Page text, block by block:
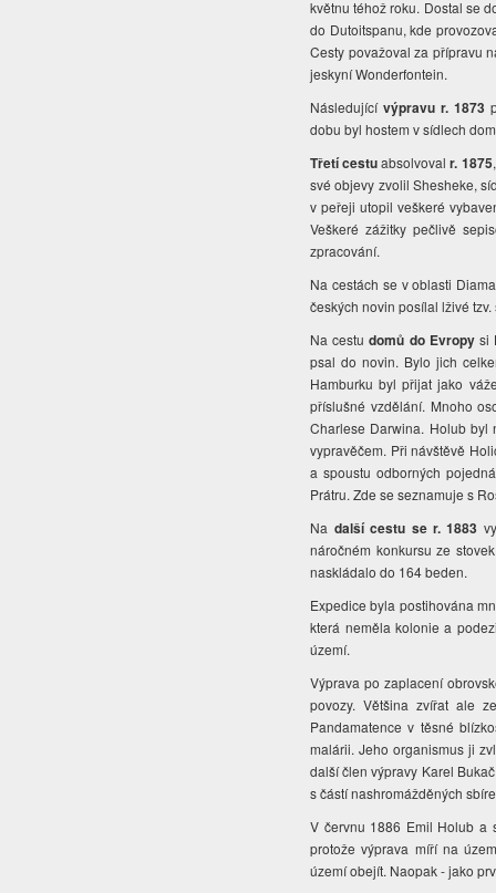
květnu téhož roku. Dostal se
do Dutoitspanu, kde
Cesty považoval za přípravu
jeskyní Wonderfontein.
Následující výpravu r. 1873
dobu byl hostem v sídlech
Třetí cestuabsolvovalr. 1875
své objevy zvolil Shesheke,
v peřeji utopil veškeré
Veškeré zážitky pečlivě
zpracování.
Na cestách se v oblasti
českých novin posílal lživé
Na cestudomů do Evropysi
psal do novin. Bylo jich
Hamburku byl přijat jako
příslušné vzdělání. Mnoho
Charlese Darwina. Holub byl
vypravěčem. Při návštěvě
a spoustu odborných
Prátru. Zde se seznamuje s
Na další cestu se r. 1883
náročném konkursu ze
naskládalo do 164 beden.
Expedice byla postihována
která neměla kolonie a
území.
Výprava po zaplacení
povozy. Většina zvířat ale
Pandamatence v těsné
malárii. Jeho organismus ji
další člen výpravy Karel
s částí nashromážděných
V červnu 1886 Emil Holub a
protože výprava míří na
území obejít. Naopak - jako